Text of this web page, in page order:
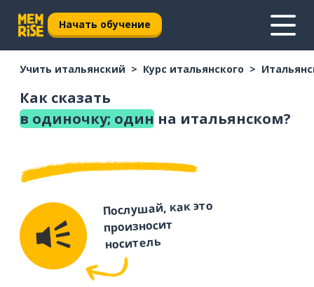
Начать обучение
Учить итальянский Курс итальянского
Как сказать
в одиночку; один на итальянском?
Послушай, как это
произносит
носитель